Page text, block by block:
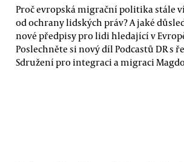
Proč evropská migrační politika stále
od ochrany lidských práv? A jaké
nové předpisy pro lidi hledající v
Poslechněte si nový díl Podcastů DR s
Sdružení pro integraci a migraci